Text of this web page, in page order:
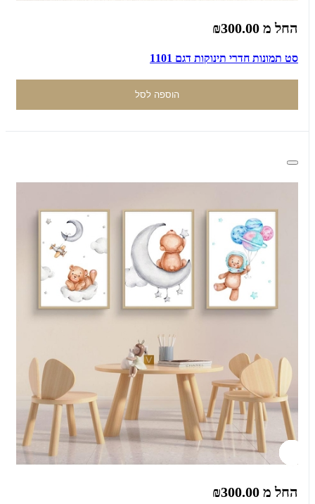
החל מ ₪300.00
סט תמונות חדרי תינוקות דגם 1101
הוספה לסל
החל מ ₪300.00